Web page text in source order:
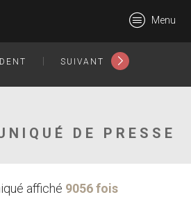
Menu
SUIVANT
DE PRESSE
affiché 9056 fois